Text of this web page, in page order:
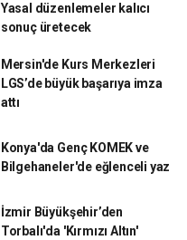
Yasal düzenlemeler kalıcı
sonuç üretecek
Mersin'de Kurs Merkezleri
LGS’de büyük başarıya imza
attı
Konya'da Genç KOMEK ve
Bilgehaneler'de eğlenceli yaz
İzmir Büyükşehir’den
Torbalı'da 'Kırmızı Altın'